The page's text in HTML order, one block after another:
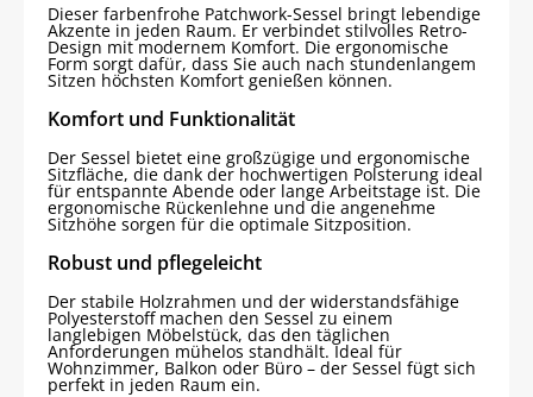
Dieser farbenfrohe Patchwork-Sessel bringt lebendige
Akzente in jeden Raum. Er verbindet stilvolles Retro-
Design mit modernem Komfort. Die ergonomische
Form sorgt dafür, dass Sie auch nach stundenlangem
Sitzen höchsten Komfort genießen können.
Komfort und Funktionalität
Der Sessel bietet eine großzügige und ergonomische
Sitzfläche, die dank der hochwertigen Polsterung ideal
für entspannte Abende oder lange Arbeitstage ist. Die
ergonomische Rückenlehne und die angenehme
Sitzhöhe sorgen für die optimale Sitzposition.
Robust und pflegeleicht
Der stabile Holzrahmen und der widerstandsfähige
Polyesterstoff machen den Sessel zu einem
langlebigen Möbelstück, das den täglichen
Anforderungen mühelos standhält. Ideal für
Wohnzimmer, Balkon oder Büro – der Sessel fügt sich
perfekt in jeden Raum ein.